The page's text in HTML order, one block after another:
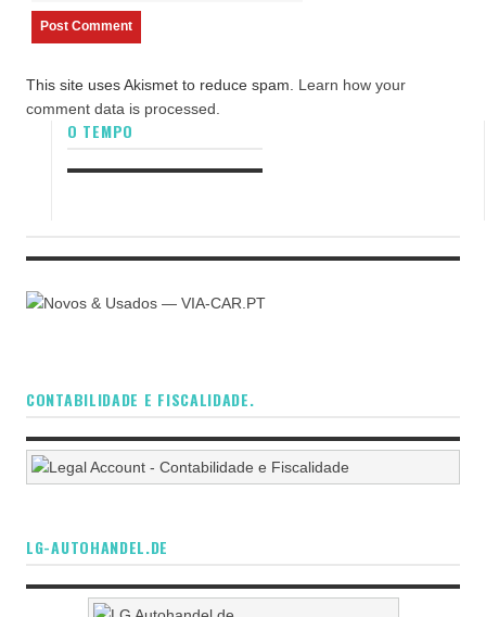
This site uses Akismet to reduce spam. Learn how your
comment data is processed.
O TEMPO
CONTABILIDADE E FISCALIDADE.
LG-AUTOHANDEL.DE